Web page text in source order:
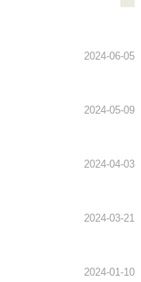
2024-06-05
2024-05-09
2024-04-03
2024-03-21
2024-01-10